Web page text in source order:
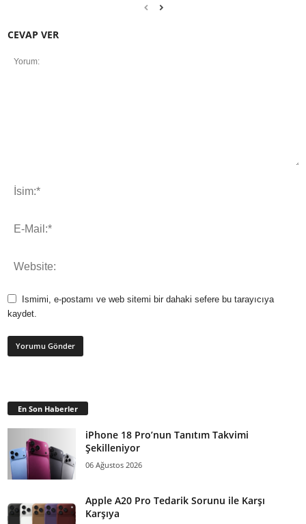
CEVAP VER
Ismimi, e-postamı ve web sitemi bir dahaki sefere bu tarayıcıya
kaydet.
En Son Haberler
iPhone 18 Pro’nun Tanıtım Takvimi
Şekilleniyor
06 Ağustos 2026
Apple A20 Pro Tedarik Sorunu ile Karşı
Karşıya